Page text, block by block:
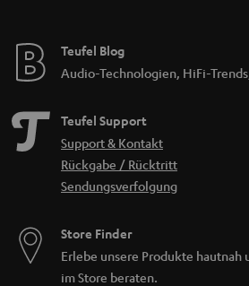
Teufel Blog
Audio-Technologien, HiFi-
Teufel Support
Support & Kontakt
Rückgabe / Rücktritt
Sendungsverfolgung
Store Finder
Erlebe unsere Produkte hautnah
im Store beraten.